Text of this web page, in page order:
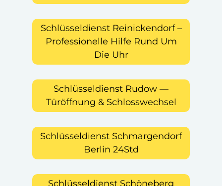
Schlüsseldienst Reinickendorf –
Professionelle Hilfe Rund Um
Die Uhr
Schlüsseldienst Rudow —
Türöffnung & Schlosswechsel
Schlüsseldienst Schmargendorf
Berlin 24Std
Schlüsseldienst Schöneberg